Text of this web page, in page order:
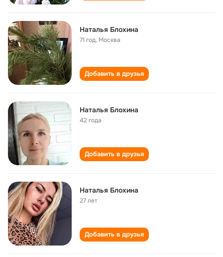
Наталья Блохина
71 год, Москва
Добавить в друзья
Наталья Блохина
42 года
Добавить в друзья
Наталья Блохина
27 лет
Добавить в друзья